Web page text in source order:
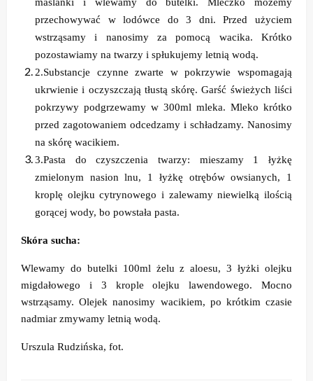
przechowywać w lodówce do 3 dni. Przed użyciem
wstrząsamy i nanosimy za pomocą wacika. Krótko
pozostawiamy na twarzy i spłukujemy letnią wodą.
2.Substancje czynne zwarte w pokrzywie wspomagają
ukrwienie i oczyszczają tłustą skórę. Garść świeżych liści
pokrzywy podgrzewamy w 300ml mleka. Mleko krótko
przed zagotowaniem odcedzamy i schładzamy. Nanosimy
na skórę wacikiem.
3.Pasta do czyszczenia twarzy: mieszamy 1 łyżkę
zmielonym nasion lnu, 1 łyżkę otrębów owsianych, 1
kroplę olejku cytrynowego i zalewamy niewielką ilością
gorącej wody, bo powstała pasta.
Skóra sucha:
Wlewamy do butelki 100ml żelu z aloesu, 3 łyżki olejku
migdałowego i 3 krople olejku lawendowego. Mocno
wstrząsamy. Olejek nanosimy wacikiem, po krótkim czasie
nadmiar zmywamy letnią wodą.
Urszula Rudzińska, fot.